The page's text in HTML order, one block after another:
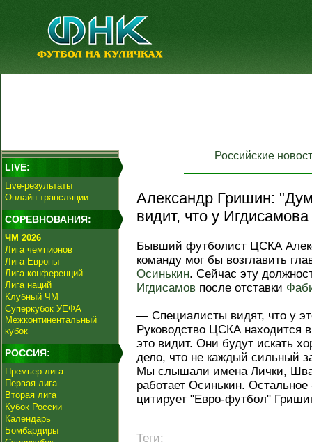
LIVE:
Live-результаты
Онлайн трансляции
СОРЕВНОВАНИЯ:
ЧМ 2026
Лига чемпионов
Лига Европы
Лига конференций
Лига наций
Клубный ЧМ
Суперкубок УЕФА
Межконтинентальный
кубок
РОССИЯ:
Премьер-лига
Первая лига
Вторая лига
Кубок России
Календарь
Бомбардиры
Российские
Александр Гришин:
видит, что у
Бывший футболист ЦСКА
команду мог бы возглавить
Осинькин. Сейчас эту
Игдисамов после отставки
— Специалисты видят, что у
Руководство ЦСКА находится
это видит. Они будут искать
дело, что не каждый сильный
Мы слышали имена Лички,
работает Осинькин.
цитирует "Евро-футбол"
Теги: